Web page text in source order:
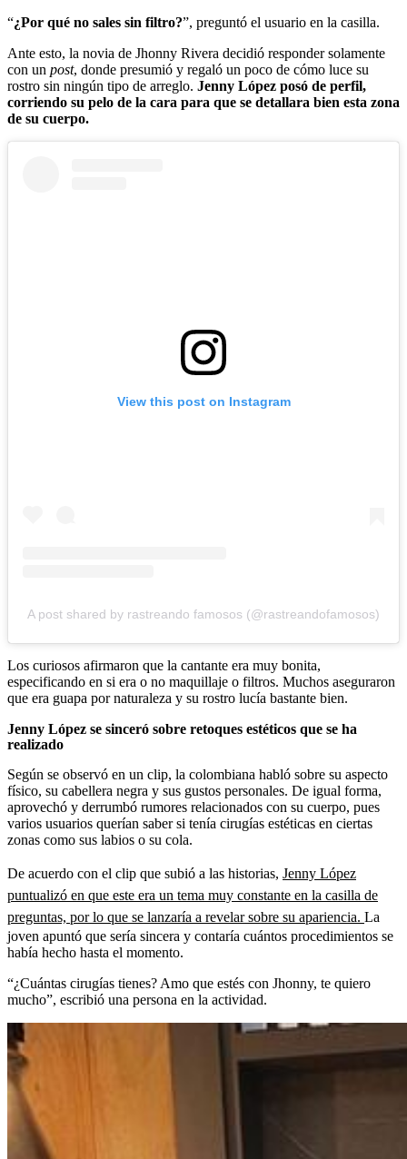
“¿Por qué no sales sin filtro?”, preguntó el usuario en la casilla.
Ante esto, la novia de Jhonny Rivera decidió responder solamente
con un post, donde presumió y regaló un poco de cómo luce su
rostro sin ningún tipo de arreglo. Jenny López posó de perfil,
corriendo su pelo de la cara para que se detallara bien esta zona
de su cuerpo.
View this post on Instagram
A post shared by rastreando famosos (@rastreandofamosos)
Los curiosos afirmaron que la cantante era muy bonita,
especificando en si era o no maquillaje o filtros. Muchos aseguraron
que era guapa por naturaleza y su rostro lucía bastante bien.
Jenny López se sinceró sobre retoques estéticos que se ha
realizado
Según se observó en un clip, la colombiana habló sobre su aspecto
físico, su cabellera negra y sus gustos personales. De igual forma,
aprovechó y derrumbó rumores relacionados con su cuerpo, pues
varios usuarios querían saber si tenía cirugías estéticas en ciertas
zonas como sus labios o su cola.
De acuerdo con el clip que subió a las historias, Jenny López
puntualizó en que este era un tema muy constante en la casilla de
preguntas, por lo que se lanzaría a revelar sobre su apariencia. La
joven apuntó que sería sincera y contaría cuántos procedimientos se
había hecho hasta el momento.
“¿Cuántas cirugías tienes? Amo que estés con Jhonny, te quiero
mucho”, escribió una persona en la actividad.